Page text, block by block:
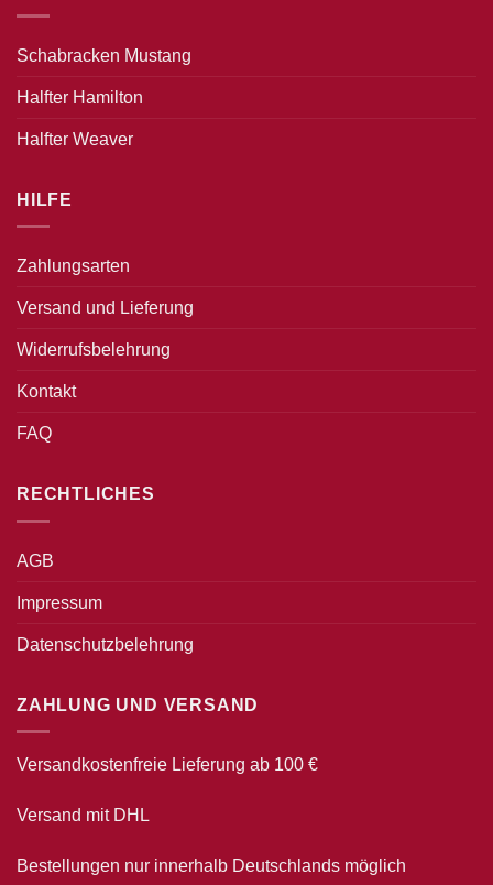
Schabracken Mustang
Halfter Hamilton
Halfter Weaver
HILFE
Zahlungsarten
Versand und Lieferung
Widerrufsbelehrung
Kontakt
FAQ
RECHTLICHES
AGB
Impressum
Datenschutzbelehrung
ZAHLUNG UND VERSAND
Versandkostenfreie Lieferung ab 100 €
Versand mit DHL
Bestellungen nur innerhalb Deutschlands möglich